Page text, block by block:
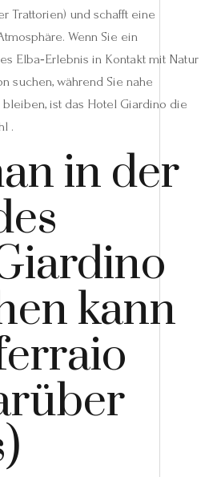
Trattorien) und schafft eine
Wenn Sie ein
Elba‑Erlebnis in Kontakt mit Natur
suchen, während Sie nahe
bleiben, ist das Hotel Giardino die
.
in der
kann